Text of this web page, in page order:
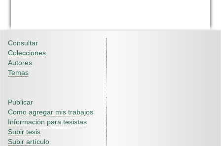
Consultar
Colecciones
Autores
Temas
Publicar
Como agregar mis trabajos
Información para tesistas
Subir tesis
Subir artículo